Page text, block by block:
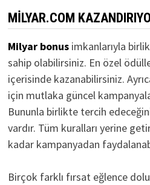
MILYAR.COM
Milyar bonus imkanlarıyla
sahip olabilirsiniz. En özel
içerisinde kazanabilirsiniz.
için mutlaka güncel
Bununla birlikte tercih
vardır. Tüm kuralları yerine
kadar kampanyadan
Birçok farklı fırsat eğlence